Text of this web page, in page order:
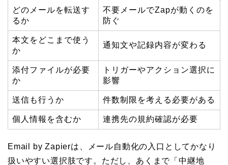
どのメールを転送す
るか
不要メールでZapが動くのを
防ぐ
本文をどこまで使う
か
通知文や記録内容が変わる
添付ファイルが必要
か
トリガーやアクション選択に
影響
送信も行うか 件数制限を考える必要がある
個人情報を含むか 連携先の規約確認が必要
Email by Zapierは、メール自動化の入口としてかなり
扱いやすい選択肢です。ただし、あくまで「中継地